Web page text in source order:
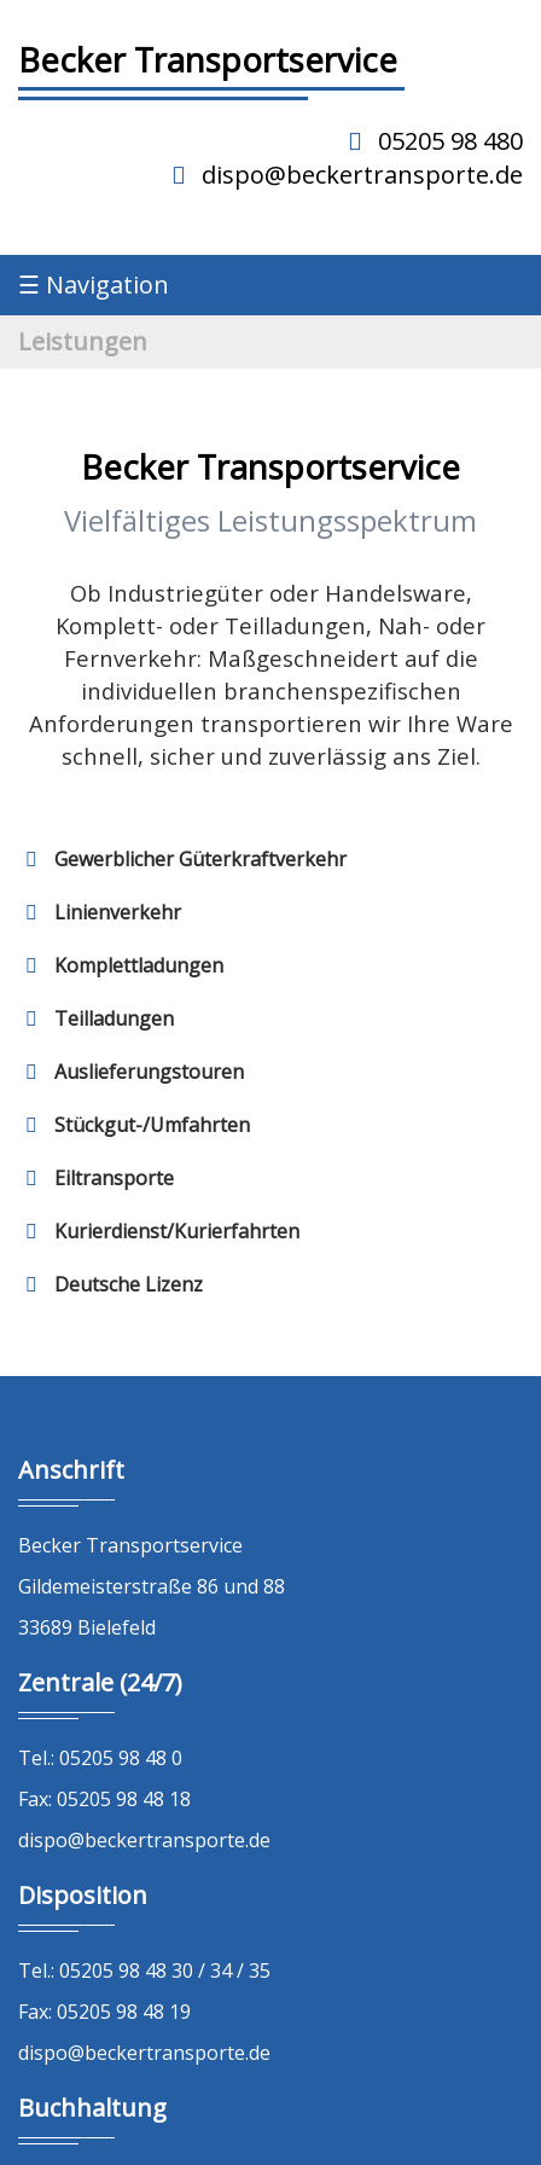
Becker Transportservice
05205 98 480
dispo@beckertransporte.de
☰ Navigation
Leistungen
Becker Transportservice
Vielfältiges Leistungsspektrum
Ob Industriegüter oder Handelsware,
Komplett- oder Teilladungen, Nah- oder
Fernverkehr: Maßgeschneidert auf die
individuellen branchenspezifischen
Anforderungen transportieren wir Ihre Ware
schnell, sicher und zuverlässig ans Ziel.
Gewerblicher Güterkraftverkehr
Linienverkehr
Komplettladungen
Teilladungen
Auslieferungstouren
Stückgut-/Umfahrten
Eiltransporte
Kurierdienst/Kurierfahrten
Deutsche Lizenz
Anschrift
Becker Transportservice
Gildemeisterstraße 86 und 88
33689 Bielefeld
Zentrale (24/7)
Tel.: 05205 98 48 0
Fax: 05205 98 48 18
dispo@beckertransporte.de
Disposition
Tel.: 05205 98 48 30 / 34 / 35
Fax: 05205 98 48 19
dispo@beckertransporte.de
Buchhaltung